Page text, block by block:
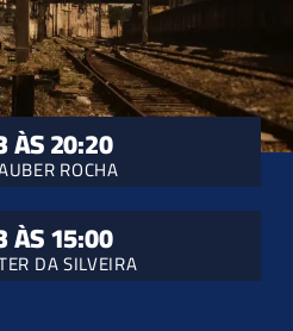
20:20
ROCHA
15:00
DA SILVEIRA